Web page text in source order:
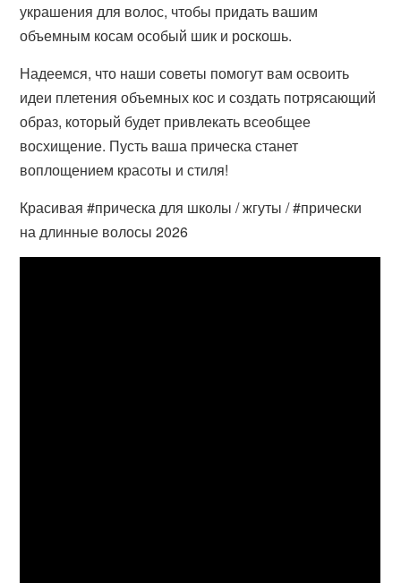
украшения для волос, чтобы придать вашим
объемным косам особый шик и роскошь.
Надеемся, что наши советы помогут вам освоить
идеи плетения объемных кос и создать потрясающий
образ, который будет привлекать всеобщее
восхищение. Пусть ваша прическа станет
воплощением красоты и стиля!
Красивая #прическа для школы / жгуты / #прически
на длинные волосы 2026